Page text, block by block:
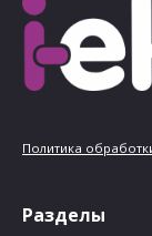
Политика
Разделы